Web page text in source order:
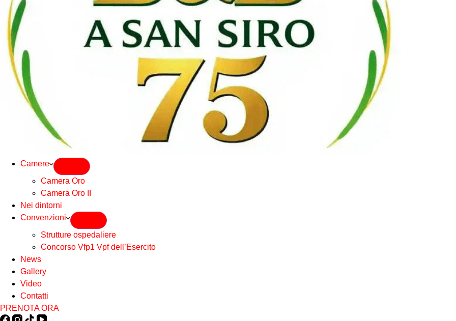
Camere
Camera Oro
Camera Oro II
Nei dintorni
Convenzioni
Strutture ospedaliere
Concorso Vfp1 Vpf dell’Esercito
News
Gallery
Video
Contatti
PRENOTA ORA